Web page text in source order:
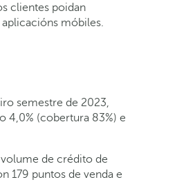
clientes poidan
móbiles.
semestre de 2023,
4,0% (cobertura 83%) e
de crédito de
179 puntos de venda e